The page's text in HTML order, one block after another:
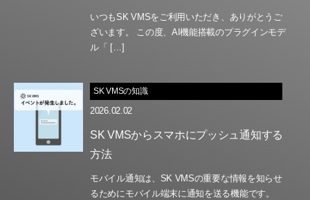
いつもSK VMSをご利用いただき、ありがとうご
ざいます。 この度、AI機能搭載のプラグインモデ
ル「 […]
SK VMSの知識
2026.02.02
SK VMSからスマホにプッシュ通知する
方法
モバイル通知は、SK VMSの重要な情報を知らせ
るためにモバイル端末に通知を送る機能です。